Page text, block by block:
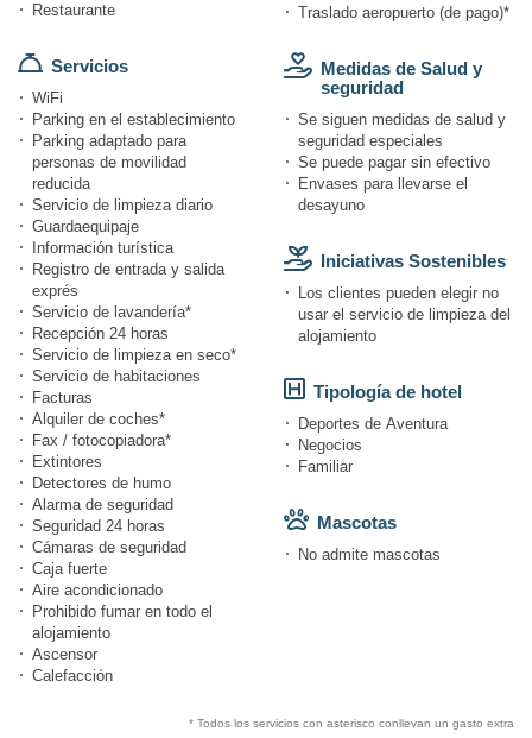
Restaurante
Servicios
WiFi
Parking en el establecimiento
Parking adaptado para
personas de movilidad
reducida
Servicio de limpieza diario
Guardaequipaje
Información turística
Registro de entrada y salida
exprés
Servicio de lavandería*
Recepción 24 horas
Servicio de limpieza en seco*
Servicio de habitaciones
Facturas
Alquiler de coches*
Fax / fotocopiadora*
Extintores
Detectores de humo
Alarma de seguridad
Seguridad 24 horas
Cámaras de seguridad
Caja fuerte
Aire acondicionado
Prohibido fumar en todo el
alojamiento
Ascensor
Calefacción
Traslado aeropuerto (de pago)*
Medidas de Salud y
seguridad
Se siguen medidas de salud y
seguridad especiales
Se puede pagar sin efectivo
Envases para llevarse el
desayuno
Iniciativas Sostenibles
Los clientes pueden elegir no
usar el servicio de limpieza del
alojamiento
Tipología de hotel
Deportes de Aventura
Negocios
Familiar
Mascotas
No admite mascotas
* Todos los servicios con asterisco conllevan un gasto extra